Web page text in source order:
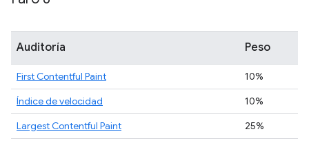
Auditoría Peso
First Contentful Paint
10%
Índice de velocidad
10%
Largest Contentful Paint
25%